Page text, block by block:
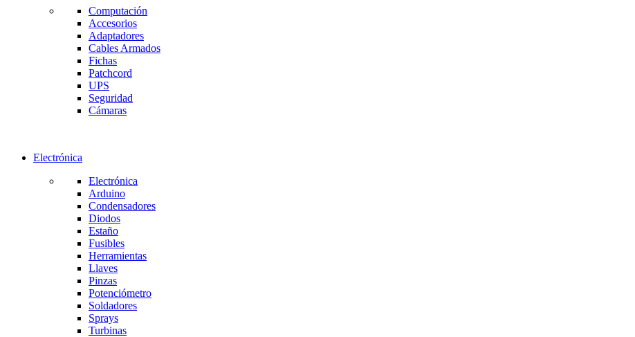
Computación
Accesorios
Adaptadores
Cables Armados
Fichas
Patchcord
UPS
Seguridad
Cámaras
Electrónica
Electrónica
Arduino
Condensadores
Diodos
Estaño
Fusibles
Herramientas
Llaves
Pinzas
Potenciómetro
Soldadores
Sprays
Turbinas